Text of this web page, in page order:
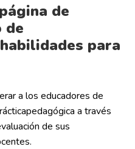
de
de
para
a los educadores de
a través
de sus